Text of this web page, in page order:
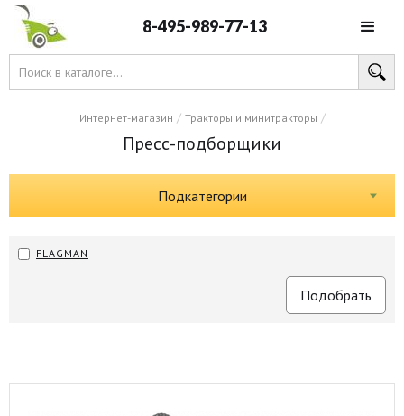
8-495-989-77-13
Интернет-магазин / Тракторы и минитракторы /
Пресс-подборщики
Подкатегории
FLAGMAN